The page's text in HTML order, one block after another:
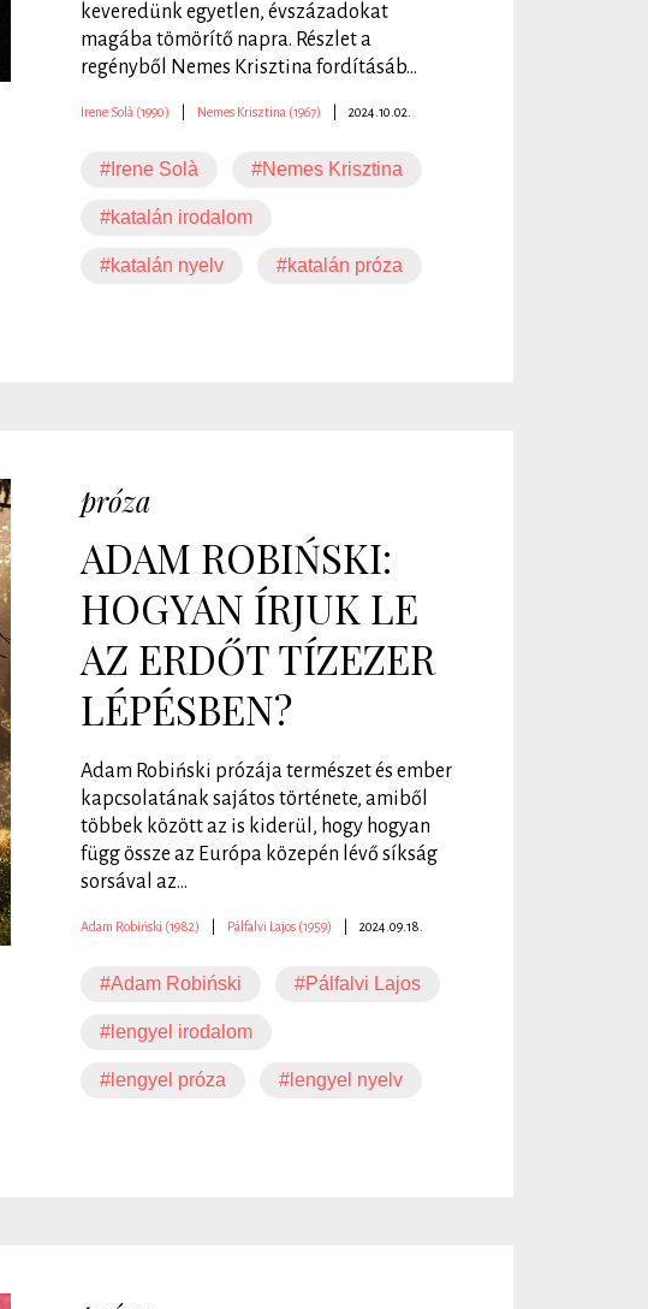
keveredünk egyetlen, évszázadokat
magába tömörítő napra. Részlet a
regényből Nemes Krisztina fordításáb...
Irene Solà (1990) Nemes Krisztina (1967) 2024.10.02.
#Irene Solà #Nemes Krisztina
#katalán irodalom
#katalán nyelv #katalán próza
próza
ADAM ROBIŃSKI:
HOGYAN ÍRJUK LE
AZ ERDŐT TÍZEZER
LÉPÉSBEN?
Adam Robiński prózája természet és ember
kapcsolatának sajátos története, amiből
többek között az is kiderül, hogy hogyan
függ össze az Európa közepén lévő síkság
sorsával az...
Adam Robiński (1982) Pálfalvi Lajos (1959) 2024.09.18.
#Adam Robiński #Pálfalvi Lajos
#lengyel irodalom
#lengyel próza #lengyel nyelv